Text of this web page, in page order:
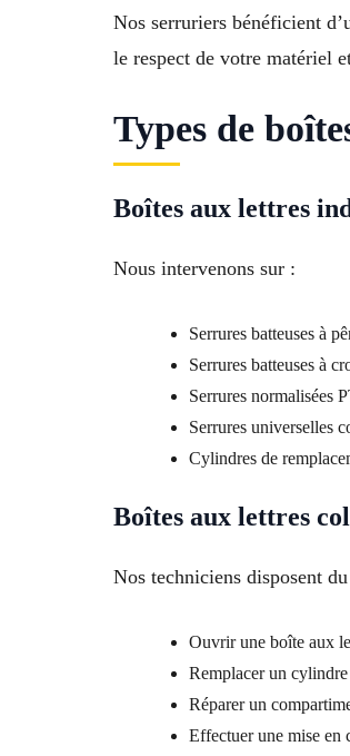
Nos serruriers bénéficient
le respect de votre matériel
Types de
Boîtes aux lettres
Nous intervenons sur :
Serrures batteuses à
Serrures batteuses à
Serrures normalisées
Serrures universelles
Cylindres de
Boîtes aux lettres
Nos techniciens disposent
Ouvrir une boîte aux
Remplacer un
Réparer un
Effectuer une mise en